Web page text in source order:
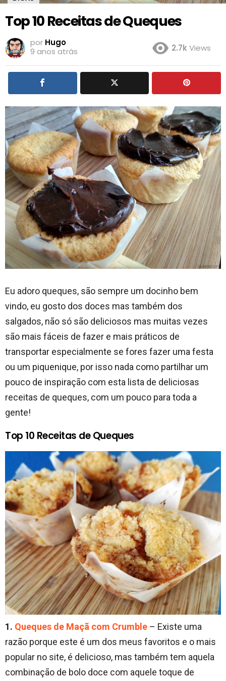
Top 10 Receitas de Queques
por Hugo
9 anos atrás
2.7kViews
Eu adoro queques, são sempre um docinho bem
vindo, eu gosto dos doces mas também dos
salgados, não só são deliciosos mas muitas vezes
são mais fáceis de fazer e mais práticos de
transportar especialmente se fores fazer uma festa
ou um piquenique, por isso nada como partilhar um
pouco de inspiração com esta lista de deliciosas
receitas de queques, com um pouco para toda a
gente!
Top 10 Receitas de Queques
1. Queques de Maçã com Crumble – Existe uma
razão porque este é um dos meus favoritos e o mais
popular no site, é delicioso, mas também tem aquela
combinação de bolo doce com aquele toque de